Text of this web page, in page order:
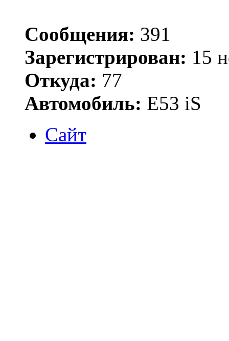
Сообщения: 391
Зарегистрирован: 15
Откуда: 77
Автомобиль: Е53 iS
Сайт